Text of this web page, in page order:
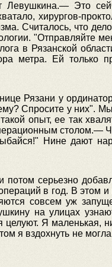
Это
хирургов-
Считалось, что дело
"Отправляйте
в Рязанской
метра. Ей только
Рязани у
Спросите у них".
опыт, ее так
столом.—
Нине дают
потом серьезно
в год. В этом
совсем уж
на улицах
Я маленькая,
я вздохнуть не